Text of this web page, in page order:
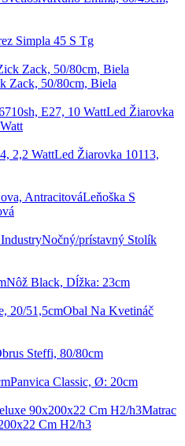
Simpla 45 S Tg
Zack, 50/80cm, Biela
Led Žiarovka
Led Žiarovka 10113,
Leňoška S
Nočný/prístavný Stolík
Nôž Black, Dĺžka: 23cm
Obal Na Kvetináč
Steffi, 80/80cm
Panvica Classic, Ø: 20cm
Matrac
Cm H2/h3